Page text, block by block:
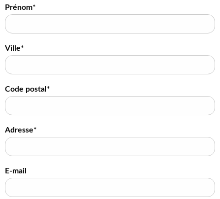
Prénom*
Ville*
Code postal*
Adresse*
E-mail